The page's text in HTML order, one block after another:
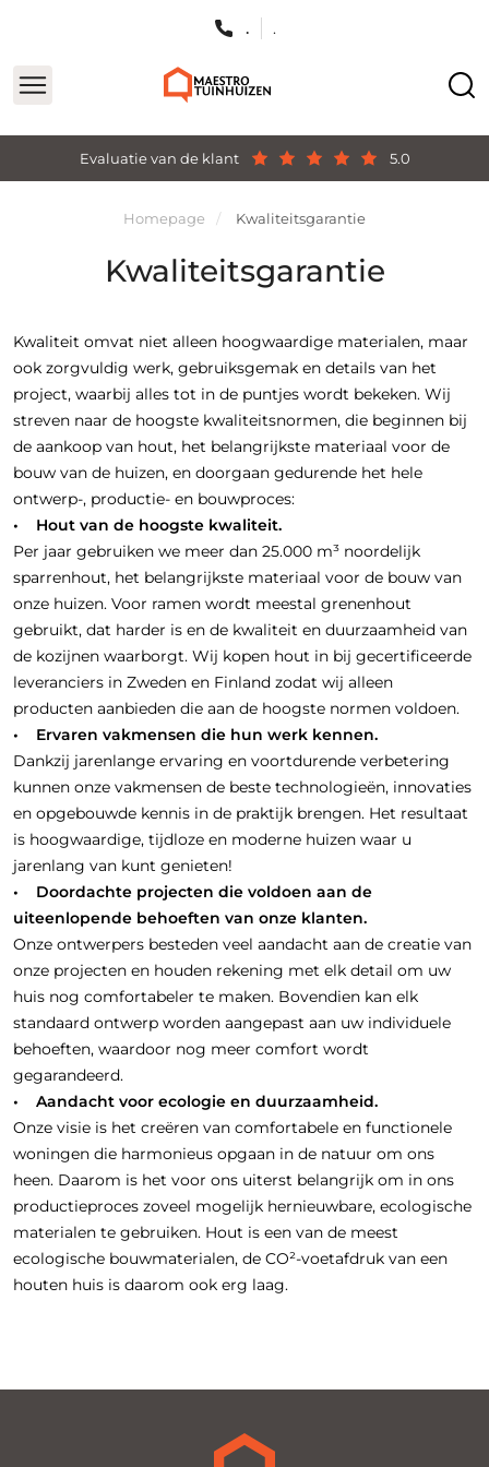
Evaluatie van de klant 5.0
. .
Homepage Kwaliteitsgarantie
Kwaliteitsgarantie
Kwaliteit omvat niet alleen hoogwaardige materialen, maar
ook zorgvuldig werk, gebruiksgemak en details van het
project, waarbij alles tot in de puntjes wordt bekeken. Wij
streven naar de hoogste kwaliteitsnormen, die beginnen bij
de aankoop van hout, het belangrijkste materiaal voor de
bouw van de huizen, en doorgaan gedurende het hele
ontwerp-, productie- en bouwproces:
• Hout van de hoogste kwaliteit.
Per jaar gebruiken we meer dan 25.000 m³ noordelijk
sparrenhout, het belangrijkste materiaal voor de bouw van
onze huizen. Voor ramen wordt meestal grenenhout
gebruikt, dat harder is en de kwaliteit en duurzaamheid van
de kozijnen waarborgt. Wij kopen hout in bij gecertificeerde
leveranciers in Zweden en Finland zodat wij alleen
producten aanbieden die aan de hoogste normen voldoen.
• Ervaren vakmensen die hun werk kennen.
Dankzij jarenlange ervaring en voortdurende verbetering
kunnen onze vakmensen de beste technologieën, innovaties
en opgebouwde kennis in de praktijk brengen. Het resultaat
is hoogwaardige, tijdloze en moderne huizen waar u
jarenlang van kunt genieten!
• Doordachte projecten die voldoen aan de
uiteenlopende behoeften van onze klanten.
Onze ontwerpers besteden veel aandacht aan de creatie van
onze projecten en houden rekening met elk detail om uw
huis nog comfortabeler te maken. Bovendien kan elk
standaard ontwerp worden aangepast aan uw individuele
behoeften, waardoor nog meer comfort wordt
gegarandeerd.
• Aandacht voor ecologie en duurzaamheid.
Onze visie is het creëren van comfortabele en functionele
woningen die harmonieus opgaan in de natuur om ons
heen. Daarom is het voor ons uiterst belangrijk om in ons
productieproces zoveel mogelijk hernieuwbare, ecologische
materialen te gebruiken. Hout is een van de meest
ecologische bouwmaterialen, de CO²-voetafdruk van een
houten huis is daarom ook erg laag.